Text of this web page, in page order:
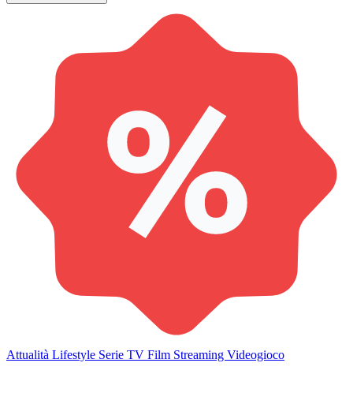
Attualità Lifestyle Serie TV Film Streaming Videogioco